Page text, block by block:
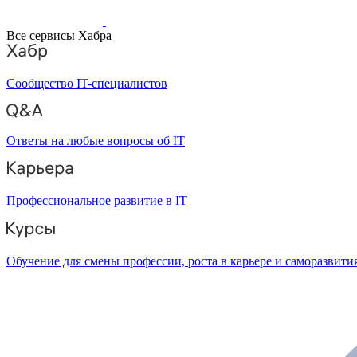
Все сервисы Хабра
Сообщество IT-специалистов
Ответы на любые вопросы об IT
Профессиональное развитие в IT
Обучение для смены профессии, роста в карьере и